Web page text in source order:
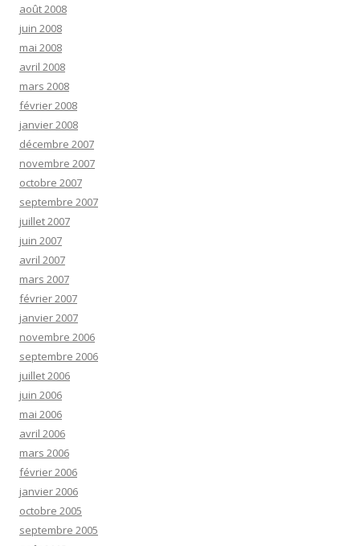
août 2008
juin 2008
mai 2008
avril 2008
mars 2008
février 2008
janvier 2008
décembre 2007
novembre 2007
octobre 2007
septembre 2007
juillet 2007
juin 2007
avril 2007
mars 2007
février 2007
janvier 2007
novembre 2006
septembre 2006
juillet 2006
juin 2006
mai 2006
avril 2006
mars 2006
février 2006
janvier 2006
octobre 2005
septembre 2005